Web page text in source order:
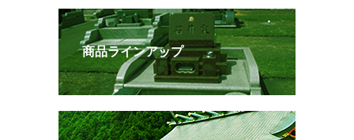
商品ラインアップ